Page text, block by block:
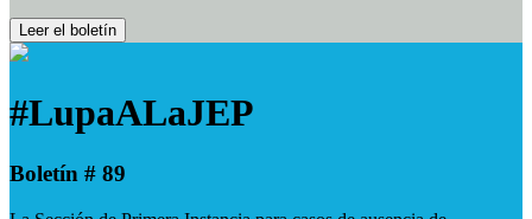
Leer el boletín
#LupaALaJEP
Boletín # 89